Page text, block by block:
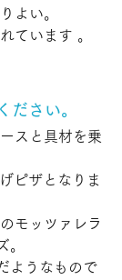
よい。
ています 。
さい。
スと具材を乗
ピザとなりま
モッツァレラ
。
ようなもので